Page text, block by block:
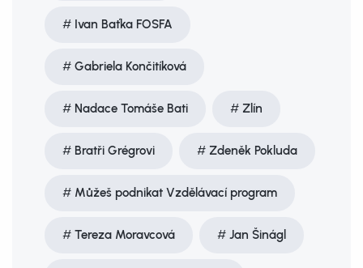
Ivan Baťka FOSFA
Gabriela Končitíková
Nadace Tomáše Bati Zlín
Bratři Grégrovi Zdeněk Pokluda
Můžeš podnikat Vzdělávací program
Tereza Moravcová Jan Šinágl